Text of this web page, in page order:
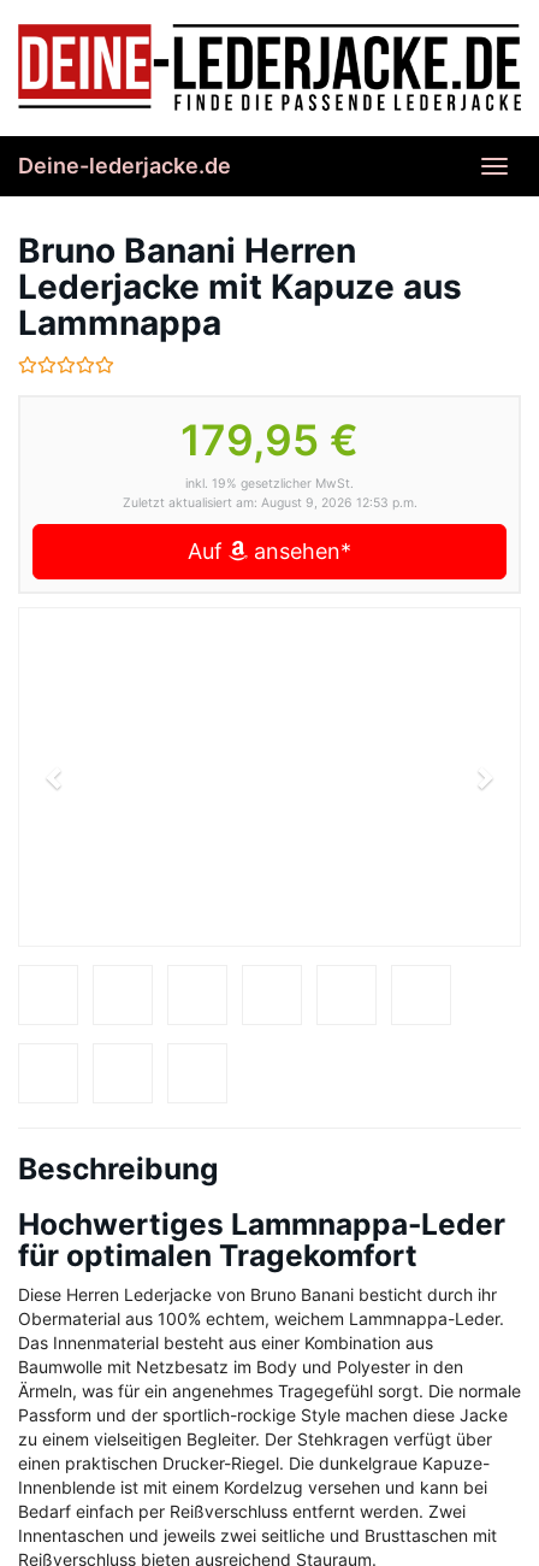
content
Deine-lederjacke.de
Bruno Banani Herren
Lederjacke mit Kapuze aus
Lammnappa
179,95 €
inkl. 19% gesetzlicher MwSt.
Zuletzt aktualisiert am: August 9, 2026 12:53 p.m.
Auf ansehen*
Beschreibung
Hochwertiges Lammnappa-Leder
für optimalen Tragekomfort
Diese Herren Lederjacke von Bruno Banani besticht durch ihr
Obermaterial aus 100% echtem, weichem Lammnappa-Leder.
Das Innenmaterial besteht aus einer Kombination aus
Baumwolle mit Netzbesatz im Body und Polyester in den
Ärmeln, was für ein angenehmes Tragegefühl sorgt. Die normale
Passform und der sportlich-rockige Style machen diese Jacke
zu einem vielseitigen Begleiter. Der Stehkragen verfügt über
einen praktischen Drucker-Riegel. Die dunkelgraue Kapuze-
Innenblende ist mit einem Kordelzug versehen und kann bei
Bedarf einfach per Reißverschluss entfernt werden. Zwei
Innentaschen und jeweils zwei seitliche und Brusttaschen mit
Reißverschluss bieten ausreichend Stauraum.